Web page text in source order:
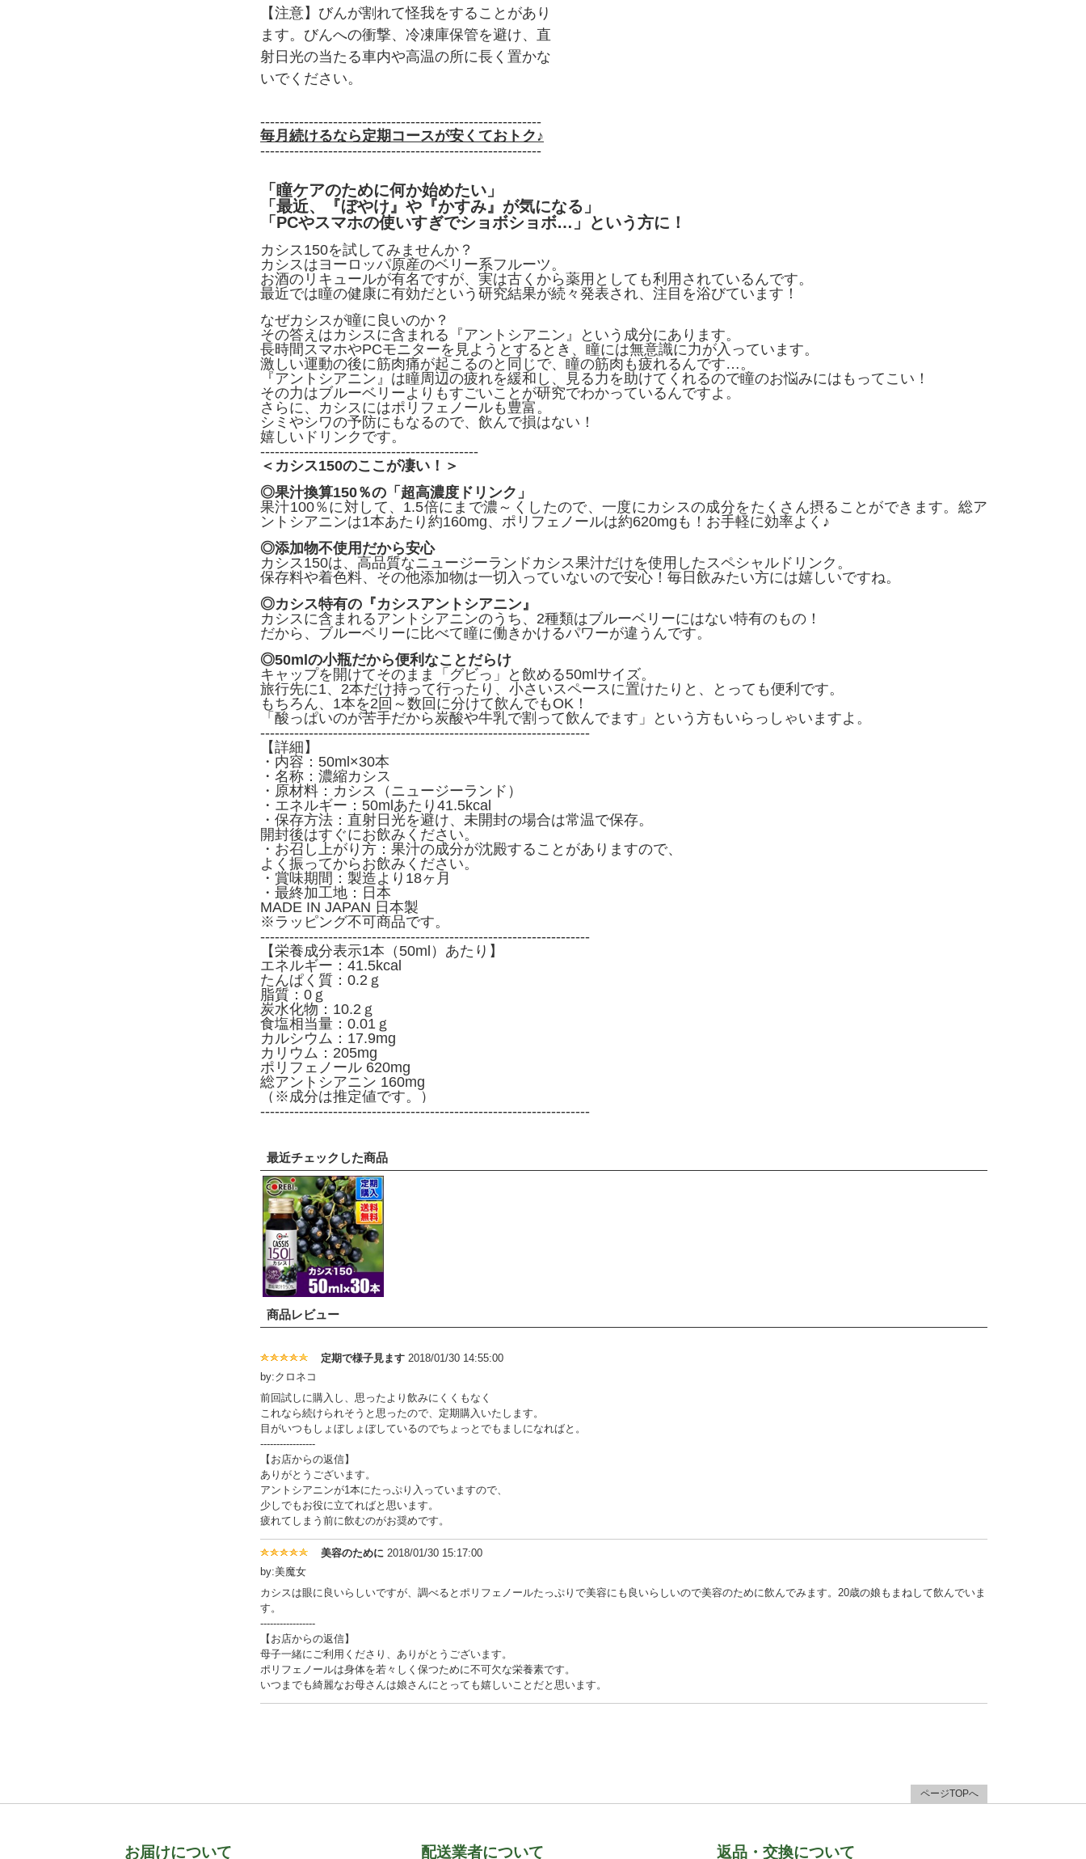
【注意】びんが割れて怪我をすることがあり
ます。びんへの衝撃、冷凍庫保管を避け、直
射日光の当たる車内や高温の所に長く置かな
いでください。
----------------------------------------------------------
毎月続けるなら定期コースが安くておトク♪
----------------------------------------------------------
「瞳ケアのために何か始めたい」
「最近、『ぼやけ』や『かすみ』が気になる」
「PCやスマホの使いすぎでショボショボ…」という方に！
カシス150を試してみませんか？
カシスはヨーロッパ原産のベリー系フルーツ。
お酒のリキュールが有名ですが、実は古くから薬用としても利用されているんです。
最近では瞳の健康に有効だという研究結果が続々発表され、注目を浴びています！
なぜカシスが瞳に良いのか？
その答えはカシスに含まれる『アントシアニン』という成分にあります。
長時間スマホやPCモニターを見ようとするとき、瞳には無意識に力が入っています。
激しい運動の後に筋肉痛が起こるのと同じで、瞳の筋肉も疲れるんです…。
『アントシアニン』は瞳周辺の疲れを緩和し、見る力を助けてくれるので瞳のお悩みにはもってこい！
その力はブルーベリーよりもすごいことが研究でわかっているんですよ。
さらに、カシスにはポリフェノールも豊富。
シミやシワの予防にもなるので、飲んで損はない！
嬉しいドリンクです。
---------------------------------------------
＜カシス150のここが凄い！＞
◎果汁換算150％の「超高濃度ドリンク」
果汁100％に対して、1.5倍にまで濃～くしたので、一度にカシスの成分をたくさん摂ることができます。総ア
ントシアニンは1本あたり約160mg、ポリフェノールは約620mgも！お手軽に効率よく♪
◎添加物不使用だから安心
カシス150は、高品質なニュージーランドカシス果汁だけを使用したスペシャルドリンク。
保存料や着色料、その他添加物は一切入っていないので安心！毎日飲みたい方には嬉しいですね。
◎カシス特有の『カシスアントシアニン』
カシスに含まれるアントシアニンのうち、2種類はブルーベリーにはない特有のもの！
だから、ブルーベリーに比べて瞳に働きかけるパワーが違うんです。
◎50mlの小瓶だから便利なことだらけ
キャップを開けてそのまま「グビっ」と飲める50mlサイズ。
旅行先に1、2本だけ持って行ったり、小さいスペースに置けたりと、とっても便利です。
もちろん、1本を2回～数回に分けて飲んでもOK！
「酸っぱいのが苦手だから炭酸や牛乳で割って飲んでます」という方もいらっしゃいますよ。
--------------------------------------------------------------------
【詳細】
・内容：50ml×30本
・名称：濃縮カシス
・原材料：カシス（ニュージーランド）
・エネルギー：50mlあたり41.5kcal
・保存方法：直射日光を避け、未開封の場合は常温で保存。
開封後はすぐにお飲みください。
・お召し上がり方：果汁の成分が沈殿することがありますので、
よく振ってからお飲みください。
・賞味期間：製造より18ヶ月
・最終加工地：日本
MADE IN JAPAN 日本製
※ラッピング不可商品です。
--------------------------------------------------------------------
【栄養成分表示1本（50ml）あたり】
エネルギー：41.5kcal
たんぱく質：0.2ｇ
脂質：0ｇ
炭水化物：10.2ｇ
食塩相当量：0.01ｇ
カルシウム：17.9mg
カリウム：205mg
ポリフェノール 620mg
総アントシアニン 160mg
（※成分は推定値です。）
--------------------------------------------------------------------
最近チェックした商品
商品レビュー
定期で様子見ます 2018/01/30 14:55:00
by:クロネコ
前回試しに購入し、思ったより飲みにくくもなく
これなら続けられそうと思ったので、定期購入いたします。
目がいつもしょぼしょぼしているのでちょっとでもましになればと。
-----------------
【お店からの返信】
ありがとうございます。
アントシアニンが1本にたっぷり入っていますので、
少しでもお役に立てればと思います。
疲れてしまう前に飲むのがお奨めです。
美容のために 2018/01/30 15:17:00
by:美魔女
カシスは眼に良いらしいですが、調べるとポリフェノールたっぷりで美容にも良いらしいので美容のために飲んでみます。20歳の娘もまねして飲んでいま
す。
-----------------
【お店からの返信】
母子一緒にご利用くださり、ありがとうございます。
ポリフェノールは身体を若々しく保つために不可欠な栄養素です。
いつまでも綺麗なお母さんは娘さんにとっても嬉しいことだと思います。
ページTOPへ